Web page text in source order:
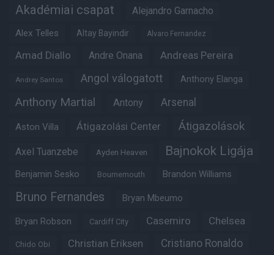
Akadémiai csapat Alejandro Garnacho
Alex Telles Altay Bayindir Alvaro Fernandez
Amad Diallo Andre Onana Andreas Pereira
Andrey Santos Angol válogatott Anthony Elanga
Anthony Martial Antony Arsenal
Aston Villa Átigazolási Center Átigazolások
Axel Tuanzebe Ayden Heaven Bajnokok Ligája
Benjamin Sesko Bournemouth Brandon Williams
Bruno Fernandes Bryan Mbeumo
Bryan Robson Cardiff City Casemiro Chelsea
Chido Obi Christian Eriksen Cristiano Ronaldo